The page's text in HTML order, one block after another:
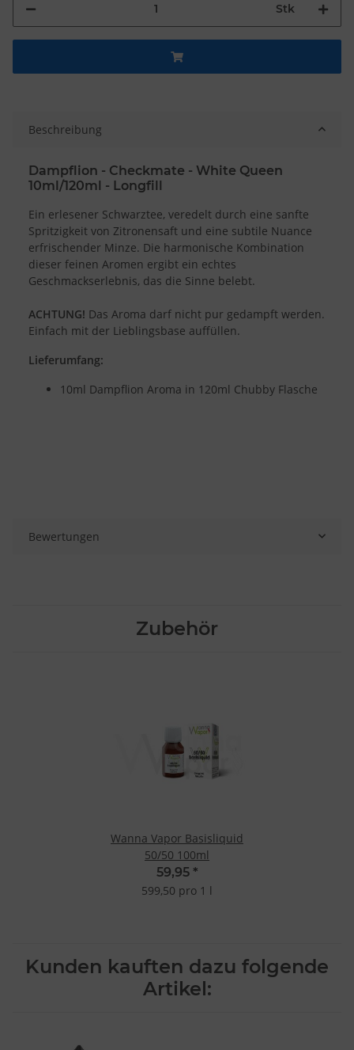
Stk
Beschreibung
Dampflion - Checkmate - White Queen
10ml/120ml - Longfill
Ein erlesener Schwarztee, veredelt durch eine sanfte
Spritzigkeit von Zitronensaft und eine subtile Nuance
erfrischender Minze. Die harmonische Kombination
dieser feinen Aromen ergibt ein echtes
Geschmackserlebnis, das die Sinne belebt.
ACHTUNG! Das Aroma darf nicht pur gedampft werden.
Einfach mit der Lieblingsbase auffüllen.
Lieferumfang:
10ml Dampflion Aroma in 120ml Chubby Flasche
Bewertungen
Zubehör
Wanna Vapor Basisliquid
50/50 100ml
59,95 *
599,50 pro 1 l
Kunden kauften dazu folgende
Artikel: